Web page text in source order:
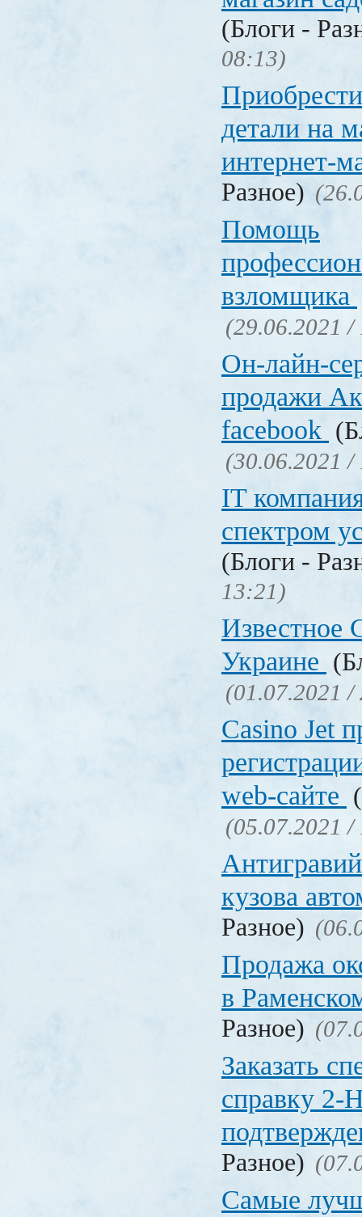
(Блоги -
08:13)
детали на
интернет-
Разное)
Помощь
взломщика
(29.06.2021 /
Он-лайн-
продажи
facebook
(30.06.2021 /
IT
спектром
(Блоги -
13:21)
Известное
Украине
(01.07.2021 /
Сasino Jet
web-сайте
(05.07.2021 /
кузова
Разное)
Продажа
в
Разное)
Заказать
справку
Разное)
Самые